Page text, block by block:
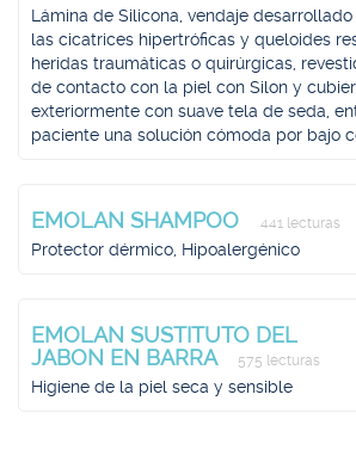
Lámina de Silicona, vendaje
las cicatrices hipertróficas y queloides
heridas traumáticas o quirúrgicas,
de contacto con la piel con Silon y
exteriormente con suave tela de seda,
paciente una solución cómoda por bajo
EMOLAN SHAMPOO 441 lecturas
Protector dérmico, Hipoalergénico
EMOLAN SUSTITUTO DEL
JABON EN BARRA
575 lecturas
Higiene de la piel seca y sensible